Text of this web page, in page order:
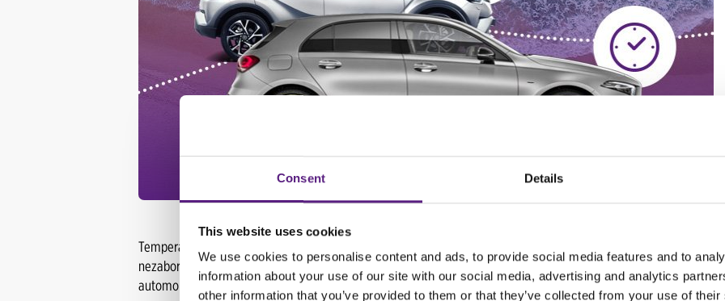
Consent Details
This website uses cookies
We use cookies to personalise content and ads, to provide social media features and to
information about your use of our site with our social media, advertising and analytics
other information that you’ve provided to them or that they’ve collected from your use of
Split Centar
Split Zračna luka
Dubrovnik Centar
Dubrovnik Zračna luka
Zagreb zračna luka
Rijeka Centar
Split Centar
Split Zračna luka
Temperature su kao stvorene za razgledavanje neistraženih mjesta, guštanje u prirodi i stvaranje
nezaboravnih iskustava. Kako bi uživanje u kasnom ljetu bilo još ugodnije, snizili smo cijene najma svih
automobilaza čak 30%!